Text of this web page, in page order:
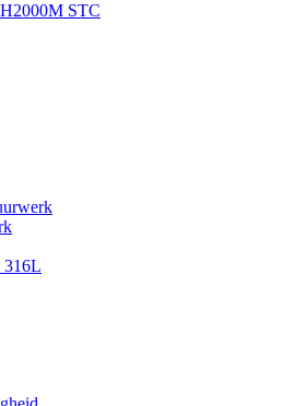
STC
316L